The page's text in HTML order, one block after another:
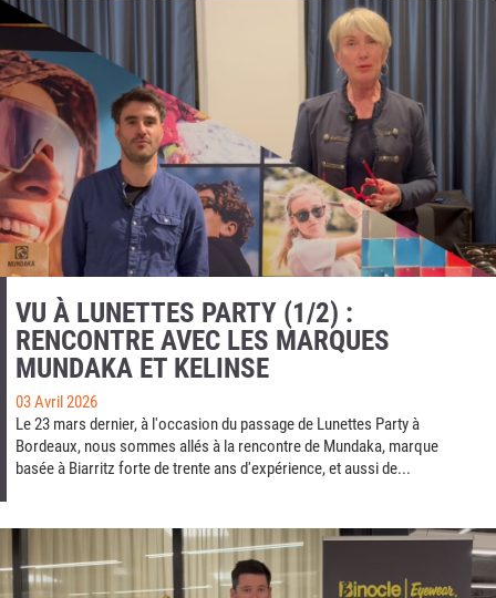
VU À LUNETTES PARTY (1/2) :
RENCONTRE AVEC LES MARQUES
MUNDAKA ET KELINSE
03 Avril 2026
Le 23 mars dernier, à l'occasion du passage de Lunettes Party à
Bordeaux, nous sommes allés à la rencontre de Mundaka, marque
basée à Biarritz forte de trente ans d'expérience, et aussi de...